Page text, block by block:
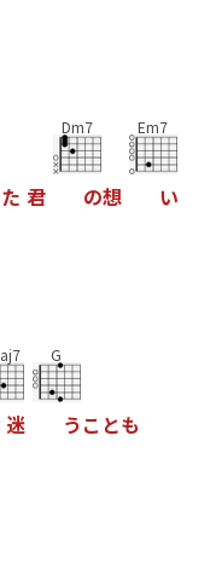
た 君
Dm7
の想
Em7
い
迷
G
う こ とも